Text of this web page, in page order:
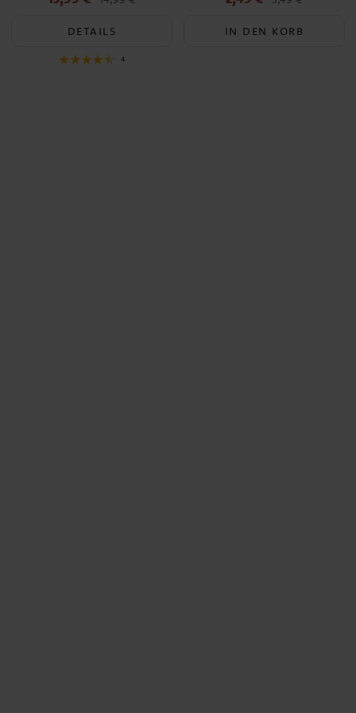
13,99 € Vorheriger Preis
DETAILS
4
Vorheriger Preis
IN DEN KORB